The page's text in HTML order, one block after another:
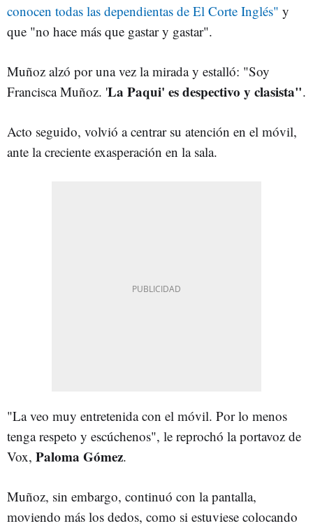
conocen todas las dependientas de El Corte Inglés" y
que "no hace más que gastar y gastar".
Muñoz alzó por una vez la mirada y estalló: "Soy
Francisca Muñoz. 'La Paqui' es despectivo y clasista".
Acto seguido, volvió a centrar su atención en el móvil,
ante la creciente exasperación en la sala.
"La veo muy entretenida con el móvil. Por lo menos
tenga respeto y escúchenos", le reprochó la portavoz de
Vox, Paloma Gómez.
Muñoz, sin embargo, continuó con la pantalla,
moviendo más los dedos, como si estuviese colocando